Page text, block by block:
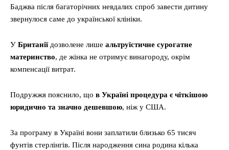
Баджва після багаторічних невдалих спроб завести дитину
звернулося саме до української клініки.
У Британіїдозволене лише альтруїстичне сурогатне
материнство, де жінка не отримує винагороду, окрім
компенсації витрат.
Подружжя пояснило, що в Україні процедура є чіткішою
юридично та значно дешевшою, ніж у США.
За програму в Україні вони заплатили близько 65 тисяч
фунтів стерлінгів. Після народження сина родина кілька